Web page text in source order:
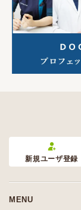
新規ユーザ登録
MENU